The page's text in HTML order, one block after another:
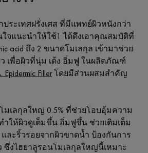
ประเทศฝรั่งเศส ที่มีแพทย์ผิวหนังกว่า
จแนะนำให้ใช้1 ได้ดึงเอาคุณสมบัติที่
acid ถึง 2 ขนาดโมเลกุล เข้ามาช่วย
เพื่อผิวที่นุ่ม เด้ง อิ่มฟู ในผลิตภัณฑ์
Epidermic Fillerโดยมีส่วนผสมสำคัญ
มเลกุลใหญ่ 0.5% ที่ช่วยโอบอุ้มความ
ให้ผิวดูเต็มขึ้น อิ่มฟูขึ้น ช่วยเติมเต็ม
ละริ้วรอยจากผิวขาดน้ำ ป้องกันการ
ซึ่งไฮยาลูรอนโมเลกุลใหญ่นี้เหมาะ